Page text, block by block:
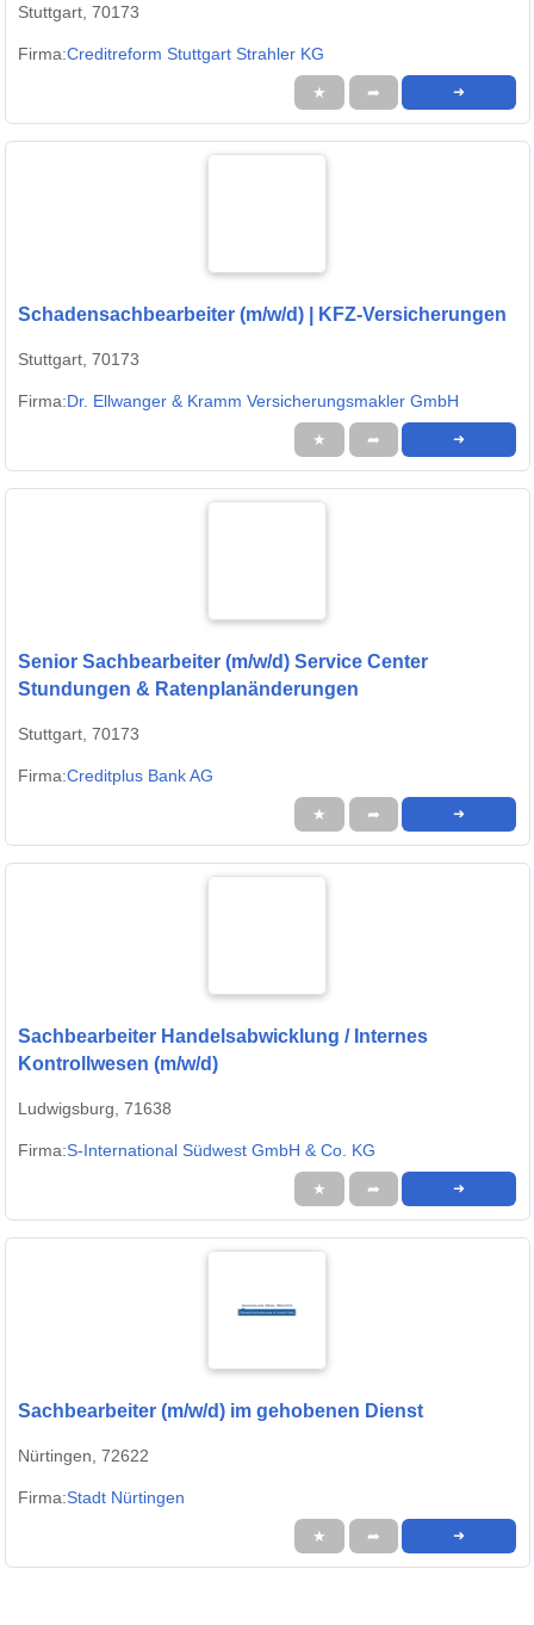
Stuttgart, 70173
Firma:Creditreform Stuttgart Strahler KG
★ ➦ ➜
Schadensachbearbeiter (m/w/d) | KFZ-Versicherungen
Stuttgart, 70173
Firma:Dr. Ellwanger & Kramm Versicherungsmakler GmbH
★ ➦ ➜
Senior Sachbearbeiter (m/w/d) Service Center
Stundungen & Ratenplanänderungen
Stuttgart, 70173
Firma:Creditplus Bank AG
★ ➦ ➜
Sachbearbeiter Handelsabwicklung / Internes
Kontrollwesen (m/w/d)
Ludwigsburg, 71638
Firma:S-International Südwest GmbH & Co. KG
★ ➦ ➜
Sachbearbeiter (m/w/d) im gehobenen Dienst
Nürtingen, 72622
Firma:Stadt Nürtingen
★ ➦ ➜